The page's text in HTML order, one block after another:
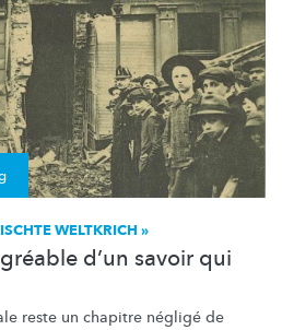
WELTKRICH »
d’un savoir qui
reste un chapitre négligé de